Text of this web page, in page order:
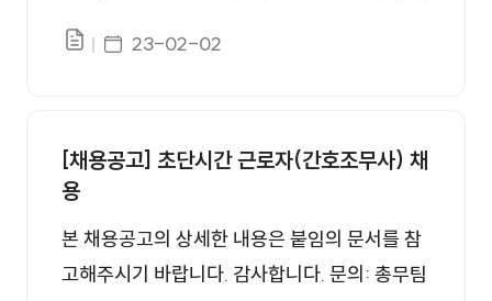
예의 기간이 완료된 날로부터 2년을 경과하지
판결 또는 다른 법률에 의하여 자격이 상실 또는
정지된 자 - 징계에 의하여 파면의 처분을 받은
의하여 해임의 처분을 받은 때로부터 3년을 경
과하지 아니한 자 - 「부패방지 및 국민권익위원
파일있음게시일자
23-02-02
[채용공고] 초단시간 근로자(간호조무사) 채
용
본 채용공고의 상세한 내용은 붙임의 문서를 참
고해주시기 바랍니다. 감사합니다. 문의: 총무팀